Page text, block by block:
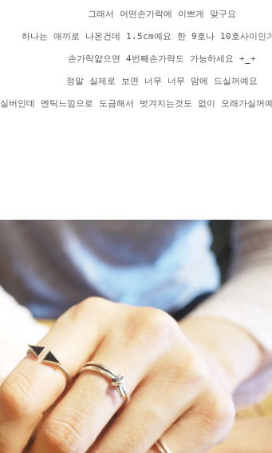
그래서 어떤손가락에 이쁘게 맞구요
하나는 애끼로 나온건데 1.5cm예요 한 9호나 10호사이인
손가락얇으면 4번째손가락도 가능하세요 +_+
정말 실제로 보면 너무 너무 맘에 드실꺼예요
실버인데 엔틱느낌으로 도금해서 벗겨지는것도 없이 오래가실꺼